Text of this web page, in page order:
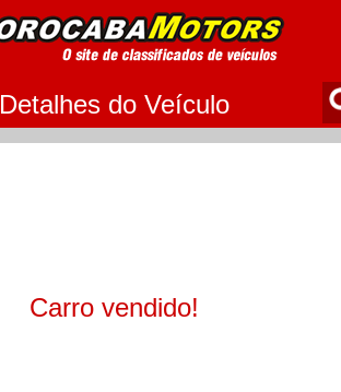
Detalhes do Veículo
Carro vendido!